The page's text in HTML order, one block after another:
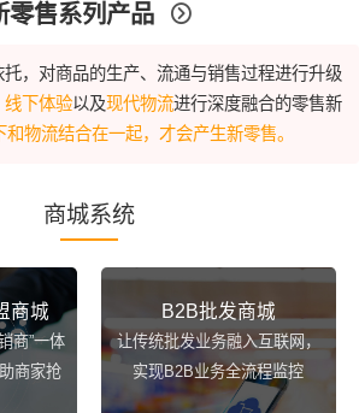
零售系列产品 
托，对商品的生产、流通与销售过程进行升级
线下体验以及现代物流进行深度融合的零售新
和物流结合在一起，才会产生新零售。
商城系统
商城
商”一体
商家抢
B2B批发商城
让传统批发业务融入互联网，
实现B2B业务全流程监控